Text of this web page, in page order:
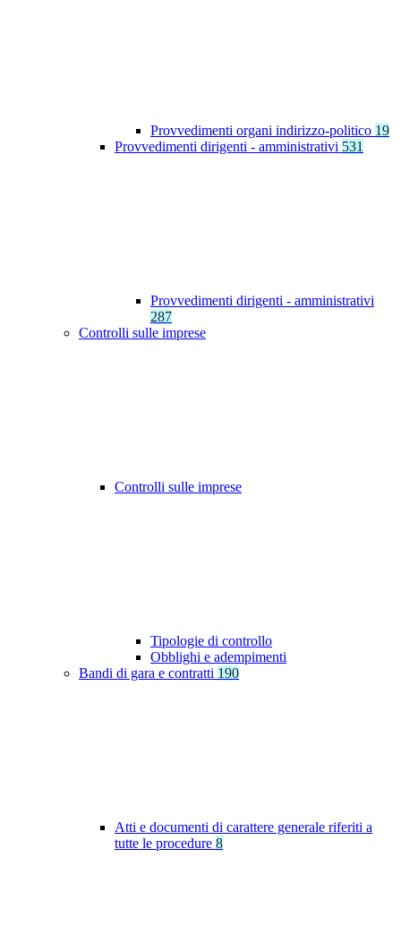
Provvedimenti organi indirizzo-politico 19
Provvedimenti dirigenti - amministrativi 531
Provvedimenti dirigenti - amministrativi
287
Controlli sulle imprese
Controlli sulle imprese
Tipologie di controllo
Obblighi e adempimenti
Bandi di gara e contratti 190
Atti e documenti di carattere generale riferiti a
tutte le procedure 8